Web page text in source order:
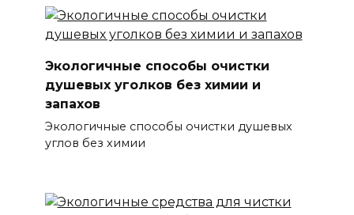
Экологичные способы очистки
душевых уголков без химии и
запахов
Экологичные способы очистки душевых
углов без химии